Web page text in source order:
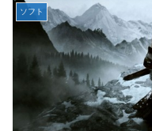
『ゼルダの伝説』ゼル
相手と子孫を残して
韓国人「英メディア
巡る過去の不祥事を
機‥」
【画像】廃墟化した
【悲報】坂口杏里を家
【悲報】女性配信者「
かるの？」
【画像】20年前のAV
【画像】女さん、ミニ
ソフト